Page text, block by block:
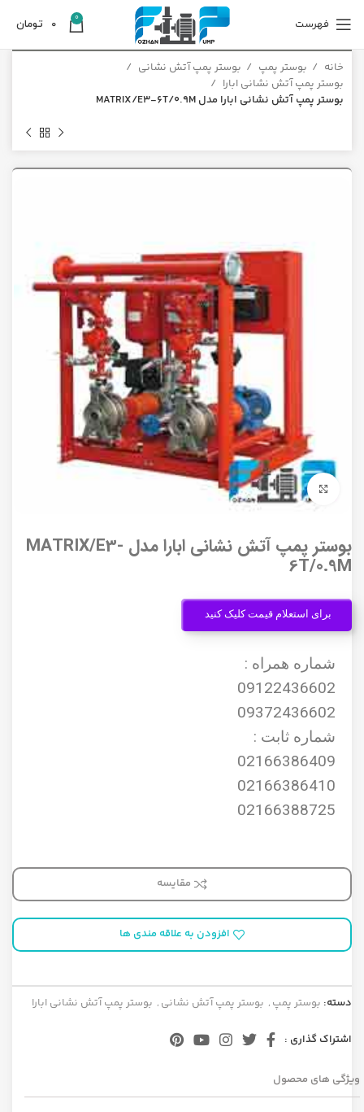
فهرست 0
0 تومان
خانه بوستر پمپ
بوستر پمپ آتش نشانی
بوستر پمپ آتش نشانی ابارا
بوستر پمپ آتش نشانی ابارا مدل MATRIX/E3-6T/0.9M
برای بزرگنمایی کلیک کنید
بوستر پمپ آتش نشانی ابارا مدل MATRIX/E3-
6T/0.9M
برای استعلام قیمت کلیک کنید
شماره همراه :
09122436602
09372436602
شماره ثابت :
02166386409
02166386410
02166388725
مقایسه
افزودن به علاقه مندی ها
دسته: بوستر پمپ , بوستر پمپ آتش نشانی , بوستر پمپ آتش نشانی ابارا
اشتراک گذاری :
ویژگی های محصول